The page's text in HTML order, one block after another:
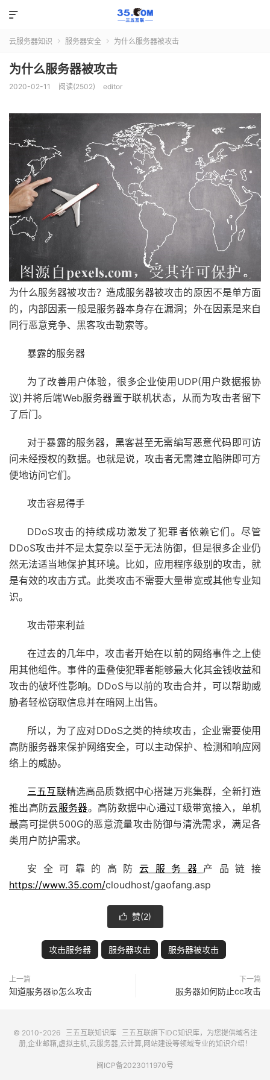

云服务器知识  服务器安全  为什么服务器被攻击
为什么服务器被攻击
2020-02-11 阅读(2502) editor
为什么服务器被攻击？造成服务器被攻击的原因不是单方面
的，内部因素一般是服务器本身存在漏洞；外在因素是来自
同行恶意竞争、黑客攻击勒索等。
暴露的服务器
为了改善用户体验，很多企业使用UDP(用户数据报协
议)并将后端Web服务器置于联机状态，从而为攻击者留下
了后门。
对于暴露的服务器，黑客甚至无需编写恶意代码即可访
问未经授权的数据。也就是说，攻击者无需建立陷阱即可方
便地访问它们。
攻击容易得手
DDoS攻击的持续成功激发了犯罪者依赖它们。尽管
DDoS攻击并不是太复杂以至于无法防御，但是很多企业仍
然无法适当地保护其环境。比如，应用程序级别的攻击，就
是有效的攻击方式。此类攻击不需要大量带宽或其他专业知
识。
攻击带来利益
在过去的几年中，攻击者开始在以前的网络事件之上使
用其他组件。事件的重叠使犯罪者能够最大化其金钱收益和
攻击的破坏性影响。DDoS与以前的攻击合并，可以帮助威
胁者轻松窃取信息并在暗网上出售。
所以，为了应对DDoS之类的持续攻击，企业需要使用
高防服务器来保护网络安全，可以主动保护、检测和响应网
络上的威胁。
三五互联精选高品质数据中心搭建万兆集群，全新打造
推出高防云服务器。高防数据中心通过T级带宽接入，单机
最高可提供500G的恶意流量攻击防御与清洗需求，满足各
类用户防护需求。
安全可靠的高防 云服务器 产品链接
https://www.35.com/cloudhost/gaofang.asp
 赞(2)
攻击服务器 服务器攻击 服务器被攻击
上一篇
知道服务器ip怎么攻击
下一篇
服务器如何防止cc攻击
© 2010-2026 三五互联知识库 三五互联旗下IDC知识库，为您提供域名注
册,企业邮箱,虚拟主机,云服务器,云计算,网站建设等领域专业的知识介绍！
闽ICP备2023011970号